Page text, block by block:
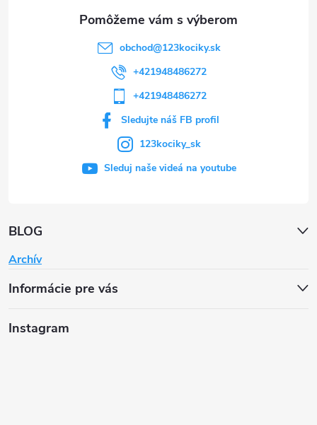
BLOG
Archív
Informácie pre vás
obchod@123kociky.sk
+421948486272
+421948486272
Sledujte náš FB profil
123kociky_sk
Sleduj naše videá na youtube
Instagram